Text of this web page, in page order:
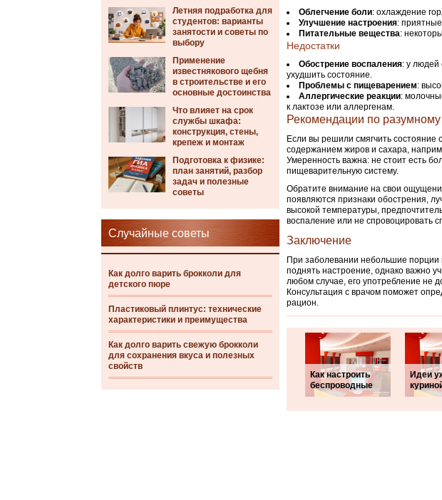
Летняя подработка для
студентов: варианты
занятости и советы по
выбору
Применение
известнякового щебня
в строительстве и его
основные достоинства
Что влияет на срок
службы шкафа:
конструкция, стены,
крепеж и монтаж
Подготовка к физике:
план занятий, разбор
задач и полезные
советы
Случайные советы
Как долго варить брокколи для
детского пюре
Пластиковый плинтус: технические
характеристики и преимущества
Как долго варить свежую брокколи
для сохранения вкуса и полезных
свойств
Облегчение боли: охлаждение
Улучшение настроения:
Питательные вещества:
Недостатки
Обострение воспаления: у людей
ухудшить состояние.
Проблемы с пищеварением:
Аллергические реакции:
к лактозе или аллергенам.
Рекомендации по
Если вы решили смягчить
содержанием жиров и сахара,
Умеренность важна: не стоит есть
пищеварительную систему.
Обратите внимание на свои
появляются признаки обострения,
высокой температуры,
воспаление или не спровоцировать
Заключение
При заболевании небольшие порции
поднять настроение, однако важно
любом случае, его употребление не
Консультация с врачом поможет
рацион.
Как настроить
беспроводные
Идеи